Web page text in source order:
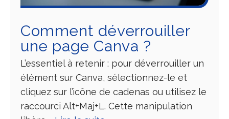
Comment déverrouiller
une page Canva ?
L’essentiel à retenir : pour déverrouiller un
élément sur Canva, sélectionnez-le et
cliquez sur l’icône de cadenas ou utilisez le
raccourci Alt+Maj+L. Cette manipulation